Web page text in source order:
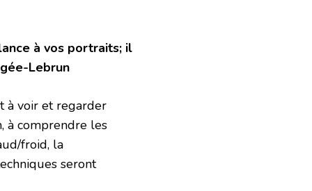
à vos portraits; il
Lebrun
à voir et regarder
à comprendre les
froid, la
seront